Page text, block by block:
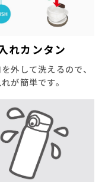
れカンタン
外して洗えるので、
が簡単です。